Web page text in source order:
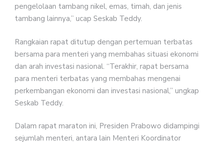
pengelolaan tambang nikel, emas, timah, dan jenis
tambang lainnya,” ucap Seskab Teddy.
Rangkaian rapat ditutup dengan pertemuan terbatas
bersama para menteri yang membahas situasi ekonomi
dan arah investasi nasional. “Terakhir, rapat bersama
para menteri terbatas yang membahas mengenai
perkembangan ekonomi dan investasi nasional,” ungkap
Seskab Teddy.
Dalam rapat maraton ini, Presiden Prabowo didampingi
sejumlah menteri, antara lain Menteri Koordinator